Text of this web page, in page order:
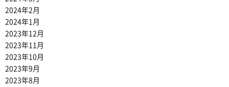
2024年2月
2024年1月
2023年12月
2023年11月
2023年10月
2023年9月
2023年8月